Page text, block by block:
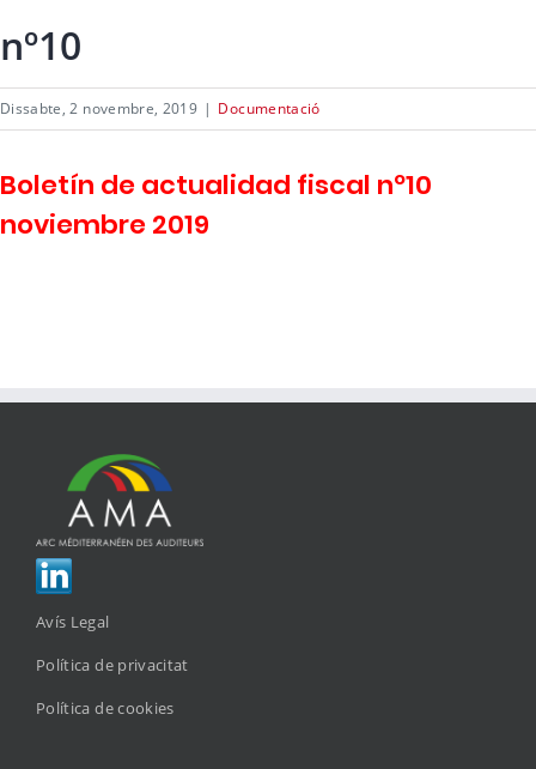
nº10
Dissabte, 2 novembre, 2019 | Documentació
Boletín de actualidad fiscal nº10
noviembre 2019
Avís Legal
Política de privacitat
Política de cookies